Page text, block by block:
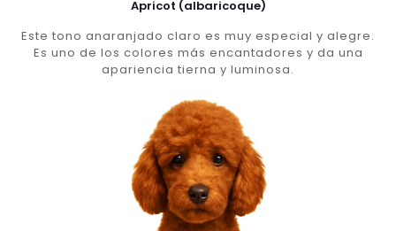
Apricot (albaricoque)
Este tono anaranjado claro es muy especial y alegre.
Es uno de los colores más encantadores y da una
apariencia tierna y luminosa.